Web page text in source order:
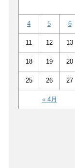
« 4月
4 5 6
11 12 13
18 19 20
25 26 27